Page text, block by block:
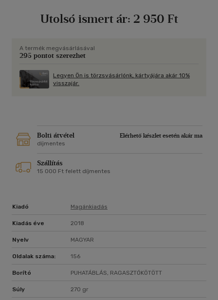
az egykori hálózattal - az "ügynökökkel" - foglalkozó
1990 óta eltelt évtizedekben alig-alig esik szó.
Utolsó ismert ár: 2 950 Ft
A termék megvásárlásával
295 pontot szerezhet
Legyen Ön is törzsvásárlónk, kártyájára akár 10%
visszajár.
Bolti átvétel
Elérhető készlet esetén akár ma
díjmentes
Szállítás
15 000 Ft felett díjmentes
Kiadó Magánkiadás
Kiadás éve 2018
Nyelv MAGYAR
Oldalak száma: 156
Borító PUHATÁBLÁS, RAGASZTÓKÖTÖTT
Súly 270 gr